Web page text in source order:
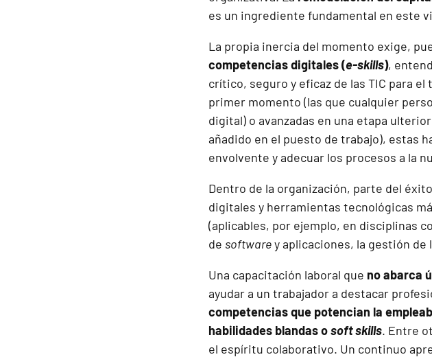
es un ingrediente fundamental en este
La propia inercia del momento exige,
competencias digitales (e-skills),
crítico, seguro y eficaz de las TIC para
primer momento (las que cualquier
digital) o avanzadas en una etapa
añadido en el puesto de trabajo), estas
envolvente y adecuar los procesos a la
Dentro de la organización, parte del
digitales y herramientas tecnológicas
(aplicables, por ejemplo, en disciplinas
de softwarey aplicaciones, la gestión
Una capacitación laboral que no abarca
ayudar a un trabajador a destacar
competencias que potencian la
habilidades blandas osoft skills. Entre
el espíritu colaborativo. Un continuo